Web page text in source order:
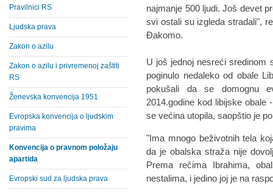
najmanje 500 ljudi. Još devet
svi ostali su izgleda stradali",
Đakomo.
U još jednoj nesreći sredinom
poginulo nedaleko od obale
pokušali da se domognu
2014.godine kod libijske obale
se većina utopila, saopštio je
"Ima mnogo beživotnih tela
da je obalska straža nije
Prema rečima Ibrahima,
nestalima, i jedino joj je na
Pravilnici RS
Ljudska prava
Zakon o azilu
Zakon o azilu i privremenoj zaštiti
RS
Ženevska konvencija 1951
Evropska konvencija o ljudskim
pravima
Konvencija o pravnom položaju
apartida
Evropski sud za ljudska prava